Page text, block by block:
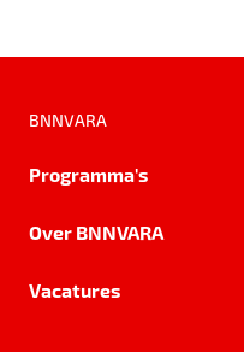
BNNVARA
Programma's
Over BNNVARA
Vacatures